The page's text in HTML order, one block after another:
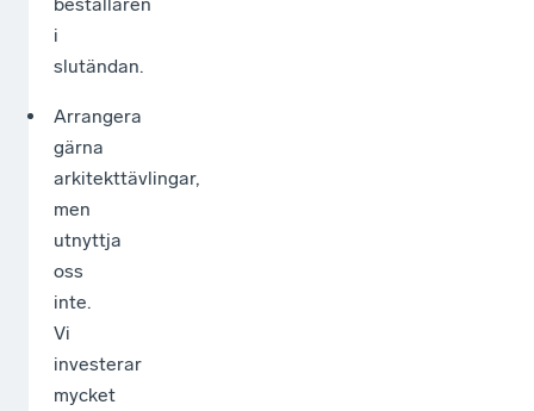
i
slutändan.
Arrangera
gärna
arkitekttävlingar,
men
utnyttja
oss
inte.
Vi
investerar
mycket